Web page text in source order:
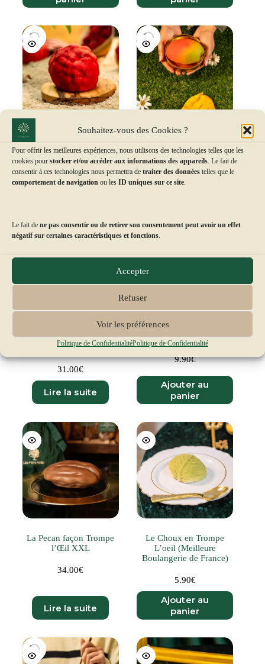
Souhaitez-vous des Cookies ?
Pour offrir les meilleures expériences, nous utilisons des technologies telles que les
cookies pour stocker et/ou accéder aux informations des appareils. Le fait de
consentir à ces technologies nous permettra de traiter des données telles que le
comportement de navigation ou les ID uniques sur ce site.
Le fait de ne pas consentir ou de retirer son consentement peut avoir un effet
négatif sur certaines caractéristiques et fonctions.
Accepter
Refuser
Voir les préférences
Politique de ConfidentialitéPolitique de Confidentialité
9.90€
Ajouter au
8.90€
Ajouter au
La Mangue façon Trompe
L’Œil XXL
31.00€
Lire la suite
La Noisette
9.90€
Ajouter au
panier
La Pecan façon Trompe
l’Œil XXL
34.00€
Lire la suite
Le Choux en Trompe
L’oeil (Meilleure
Boulangerie de France)
5.90€
Ajouter au
panier